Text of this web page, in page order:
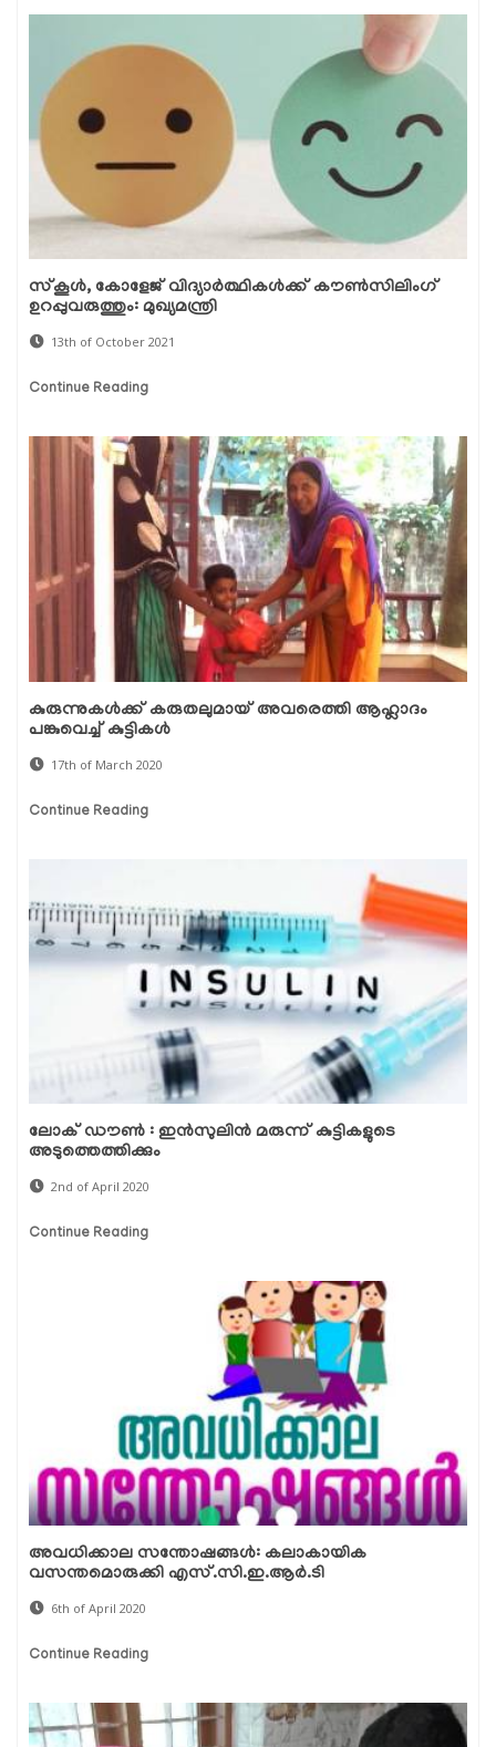
സ്കൂൾ, കോളേജ് വിദ്യാർത്ഥികൾക്ക് കൗൺസിലിംഗ്
ഉറപ്പുവരുത്തും: മുഖ്യമന്ത്രി
13th of October 2021
Continue Reading
കുരുന്നുകള്‍ക്ക് കരുതലുമായ് അവരെത്തി ആഹ്ലാദം
പങ്കുവെച്ച് കുട്ടികള്‍
17th of March 2020
Continue Reading
ലോക് ഡൗണ്‍ : ഇന്‍സുലിന്‍ മരുന്ന് കുട്ടികളുടെ
അടുത്തെത്തിക്കും
2nd of April 2020
Continue Reading
അവധിക്കാല സന്തോഷങ്ങള്‍: കലാകായിക
വസന്തമൊരുക്കി എസ്.സി.ഇ.ആര്‍.ടി
6th of April 2020
Continue Reading